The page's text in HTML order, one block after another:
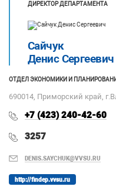
ДИРЕКТОР ДЕПАРТАМЕНТА
Сайчук
Денис Сергеевич
ОТДЕЛ ЭКОНОМИКИ И
690014, Приморский край,
+7 (423) 240-42-60
3257
DENIS.SAYCHUK@VVSU.RU
http://findep.vvsu.ru